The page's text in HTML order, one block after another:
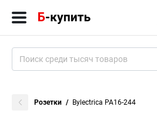
Розетки Bylectrica РА16-244